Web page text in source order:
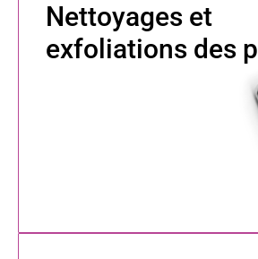
Nettoyages et
exfoliations des